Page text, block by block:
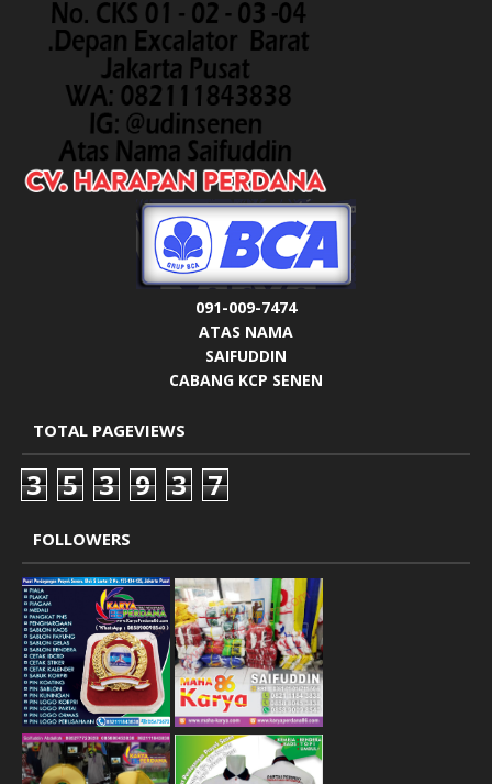
091-009-7474
ATAS NAMA
SAIFUDDIN
CABANG KCP SENEN
TOTAL PAGEVIEWS
3 5 3 9 3 7
FOLLOWERS